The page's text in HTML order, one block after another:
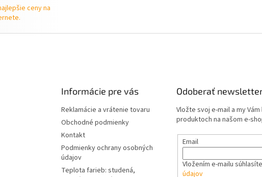
Informácie pre vás
Reklamácie a vrátenie tovaru
Obchodné podmienky
Kontakt
Podmienky ochrany osobných
údajov
Teplota farieb: studená,
Odoberať
Vložte svoj e-mail a my
produktoch na našom e-
Email
Vložením e-mailu
údajov